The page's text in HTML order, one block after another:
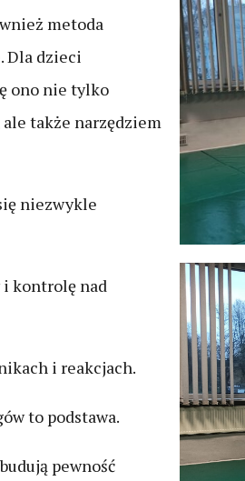
metoda
Dla dzieci
ono nie tylko
także narzędziem
niezwykle
i kontrolę nad
i reakcjach.
to podstawa.
pewność